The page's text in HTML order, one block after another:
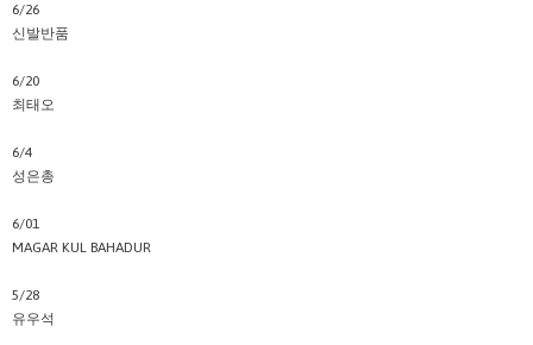
6/26
신발반품
6/20
최태오
6/4
성은총
6/01
MAGAR KUL BAHADUR
5/28
유우석